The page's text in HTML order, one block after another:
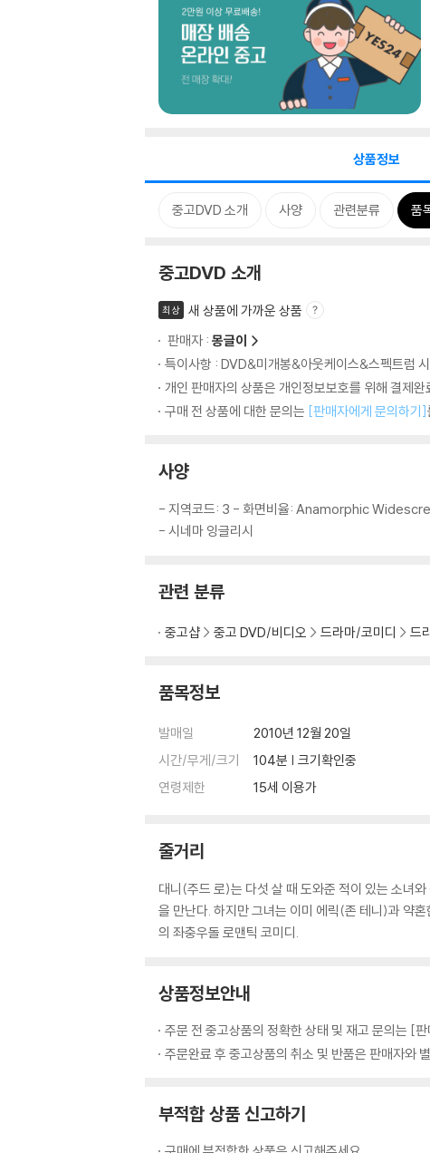
상품정보
중고DVD 소개 사양 관련분류 품
중고DVD 소개
최상
새 상품에 가까운 상품
판매자 : 몽글이
특이사항 : DVD&미개봉&아웃케이스&스펙트럼
개인 판매자의 상품은 개인정보보호를 위해 결제
구매 전 상품에 대한 문의는 [판매자에게 문의하기]
사양
- 지역코드: 3 - 화면비율: Anamorphic
- 시네마 잉글리시
관련 분류
중고샵 중고 DVD/비디오 드라마/코미디 드
품목정보
발매일
2010년 12월 20일
시간/무게/크기
104분 | 크기확인중
연령제한
15세 이용가
줄거리
대니(주드 로)는 다섯 살 때 도와준 적이 있는 소녀
을 만난다. 하지만 그녀는 이미 에릭(존 테니)과 약
의 좌충우돌 로맨틱 코미디.
상품정보안내
주문 전 중고상품의 정확한 상태 및 재고 문의는 [
주문완료 후 중고상품의 취소 및 반품은 판매자와
부적합 상품 신고하기